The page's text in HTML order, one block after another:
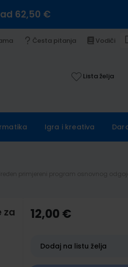
62,50 €
Česta pitanja Vodiči
Lista želja
Igra i kreativa
za
12,00 €
Dodaj na listu želja